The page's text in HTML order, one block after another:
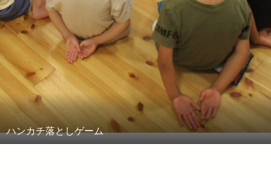
ハンカチ落としゲーム